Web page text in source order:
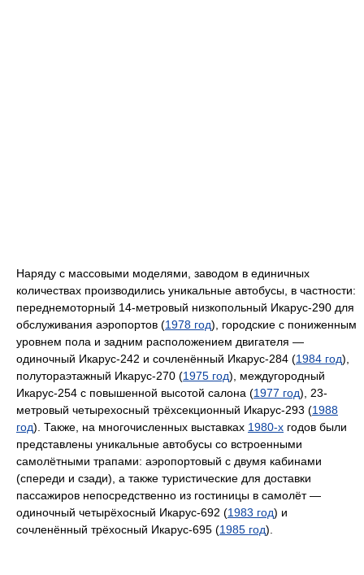
Наряду с массовыми моделями, заводом в единичных
количествах производились уникальные автобусы, в частности:
переднемоторный 14-метровый низкопольный Икарус-290 для
обслуживания аэропортов (1978 год), городские с пониженным
уровнем пола и задним расположением двигателя —
одиночный Икарус-242 и сочленённый Икарус-284 (1984 год),
полутораэтажный Икарус-270 (1975 год), междугородный
Икарус-254 с повышенной высотой салона (1977 год), 23-
метровый четырехосный трёхсекционный Икарус-293 (1988
год). Также, на многочисленных выставках 1980-х годов были
представлены уникальные автобусы со встроенными
самолётными трапами: аэропортовый с двумя кабинами
(спереди и сзади), а также туристические для доставки
пассажиров непосредственно из гостиницы в самолёт —
одиночный четырёхосный Икарус-692 (1983 год) и
сочленённый трёхосный Икарус-695 (1985 год).